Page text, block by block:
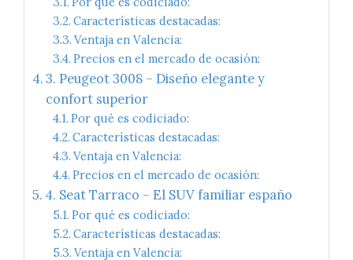
Características destacadas:
Ventaja en Valencia:
Precios en el mercado de ocasión:
3. Peugeot 3008 – Diseño elegante y
confort superior
Por qué es codiciado:
Características destacadas:
Ventaja en Valencia:
Precios en el mercado de ocasión:
4. Seat Tarraco – El SUV familiar españo
Por qué es codiciado:
Características destacadas:
Ventaja en Valencia: